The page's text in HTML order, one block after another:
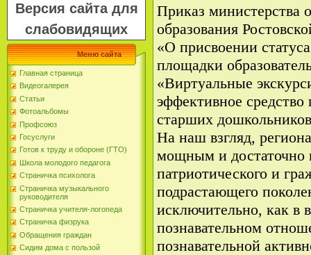
Версия сайта для
слабовидящих
Меню сайта
Главная страница
Видеогалерея
Статьи
Фотоальбомы
Профсоюз
Госуслуги
Готов к труду и обороне (ГТО)
Школа молодого педагога
Страничка психолога
Страничка музыкального
руководителя
Страничка учителя-логопеда
Страничка физрука
Обращения граждан
Сидим дома с пользой
Приказ министерства
образования
«О присвоении
площадки
«Виртуальные
эффективное средство
старших
На наш взгляд,
мощным и
патриотического и
подрастающего
исключительно, как в
познавательном
познавательной